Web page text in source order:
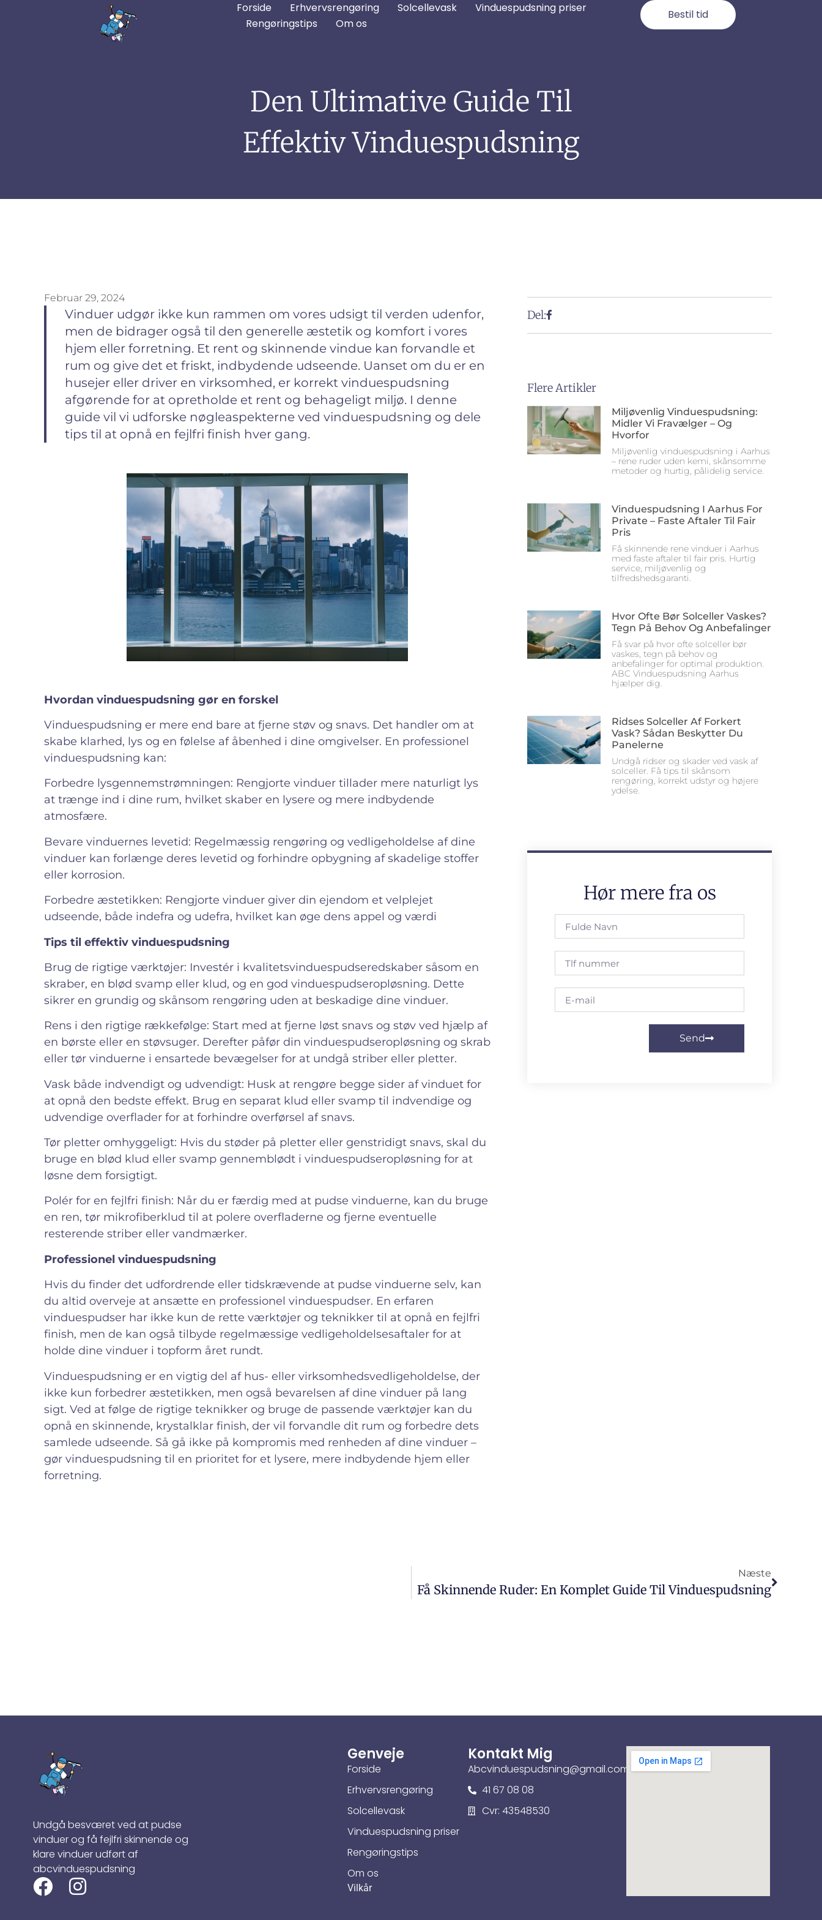
Bestil tid
Forside Erhvervsrengøring Solcellevask
Vinduespudsning priser
Rengøringstips
Om os
Den Ultimative Guide Til
Effektiv Vinduespudsning
Februar 29, 2024
Vinduer udgør ikke kun rammen om vores udsigt til verden udenfor,
men de bidrager også til den generelle æstetik og komfort i vores
hjem eller forretning. Et rent og skinnende vindue kan forvandle et
rum og give det et friskt, indbydende udseende. Uanset om du er en
husejer eller driver en virksomhed, er korrekt vinduespudsning
afgørende for at opretholde et rent og behageligt miljø. I denne
guide vil vi udforske nøgleaspekterne ved vinduespudsning og dele
tips til at opnå en fejlfri finish hver gang.
Hvordan vinduespudsning gør en forskel
Vinduespudsning er mere end bare at fjerne støv og snavs. Det handler om at
skabe klarhed, lys og en følelse af åbenhed i dine omgivelser. En professionel
vinduespudsning kan:
Forbedre lysgennemstrømningen: Rengjorte vinduer tillader mere naturligt lys
at trænge ind i dine rum, hvilket skaber en lysere og mere indbydende
atmosfære.
Bevare vinduernes levetid: Regelmæssig rengøring og vedligeholdelse af dine
vinduer kan forlænge deres levetid og forhindre opbygning af skadelige stoffer
eller korrosion.
Forbedre æstetikken: Rengjorte vinduer giver din ejendom et velplejet
udseende, både indefra og udefra, hvilket kan øge dens appel og værdi
Tips til effektiv vinduespudsning
Brug de rigtige værktøjer: Investér i kvalitetsvinduespudseredskaber såsom en
skraber, en blød svamp eller klud, og en god vinduespudseropløsning. Dette
sikrer en grundig og skånsom rengøring uden at beskadige dine vinduer.
Rens i den rigtige rækkefølge: Start med at fjerne løst snavs og støv ved hjælp af
en børste eller en støvsuger. Derefter påfør din vinduespudseropløsning og skrab
eller tør vinduerne i ensartede bevægelser for at undgå striber eller pletter.
Vask både indvendigt og udvendigt: Husk at rengøre begge sider af vinduet for
at opnå den bedste effekt. Brug en separat klud eller svamp til indvendige og
udvendige overflader for at forhindre overførsel af snavs.
Tør pletter omhyggeligt: Hvis du støder på pletter eller genstridigt snavs, skal du
bruge en blød klud eller svamp gennemblødt i vinduespudseropløsning for at
løsne dem forsigtigt.
Polér for en fejlfri finish: Når du er færdig med at pudse vinduerne, kan du bruge
en ren, tør mikrofiberklud til at polere overfladerne og fjerne eventuelle
resterende striber eller vandmærker.
Professionel vinduespudsning
Hvis du finder det udfordrende eller tidskrævende at pudse vinduerne selv, kan
du altid overveje at ansætte en professionel vinduespudser. En erfaren
vinduespudser har ikke kun de rette værktøjer og teknikker til at opnå en fejlfri
finish, men de kan også tilbyde regelmæssige vedligeholdelsesaftaler for at
holde dine vinduer i topform året rundt.
Vinduespudsning er en vigtig del af hus- eller virksomhedsvedligeholdelse, der
ikke kun forbedrer æstetikken, men også bevarelsen af dine vinduer på lang
sigt. Ved at følge de rigtige teknikker og bruge de passende værktøjer kan du
opnå en skinnende, krystalklar finish, der vil forvandle dit rum og forbedre dets
samlede udseende. Så gå ikke på kompromis med renheden af dine vinduer –
gør vinduespudsning til en prioritet for et lysere, mere indbydende hjem eller
forretning.
Del:
Flere Artikler
Miljøvenlig Vinduespudsning:
Midler Vi Fravælger – Og
Hvorfor
Miljøvenlig vinduespudsning i Aarhus
– rene ruder uden kemi, skånsomme
metoder og hurtig, pålidelig service.
Vinduespudsning I Aarhus For
Private – Faste Aftaler Til Fair
Pris
Få skinnende rene vinduer i Aarhus
med faste aftaler til fair pris. Hurtig
service, miljøvenlig og
tilfredshedsgaranti.
Hvor Ofte Bør Solceller Vaskes?
Tegn På Behov Og Anbefalinger
Få svar på hvor ofte solceller bør
vaskes, tegn på behov og
anbefalinger for optimal produktion.
ABC Vinduespudsning Aarhus
hjælper dig.
Ridses Solceller Af Forkert
Vask? Sådan Beskytter Du
Panelerne
Undgå ridser og skader ved vask af
solceller. Få tips til skånsom
rengøring, korrekt udstyr og højere
ydelse.
Hør mere fra os
Send
Næste
Få Skinnende Ruder: En Komplet Guide Til Vinduespudsning
Undgå besværet ved at pudse
vinduer og få fejlfri skinnende og
klare vinduer udført af
abcvinduespudsning
Genveje
Forside
Erhvervsrengøring
Solcellevask
Vinduespudsning priser
Rengøringstips
Om os
Vilkår
Kontakt Mig
Abcvinduespudsning@gmail.com
41 67 08 08
Cvr: 43548530